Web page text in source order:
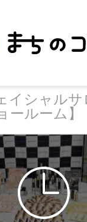
イシャル
ールーム】
トップ